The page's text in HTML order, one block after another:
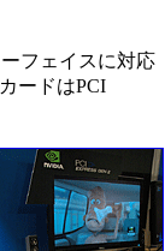
フェイスに対応
ードはPCI